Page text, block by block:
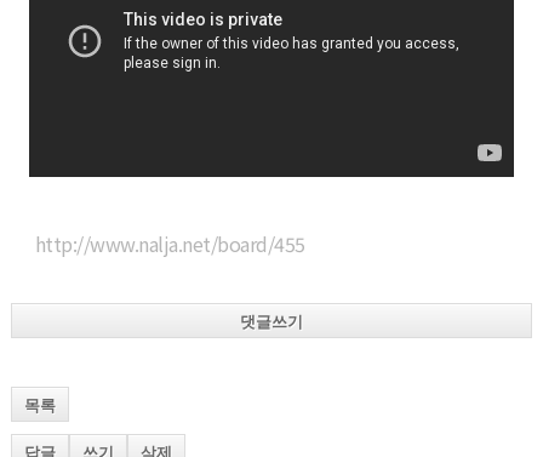
http://www.nalja.net/board/455
댓글쓰기
목록
답글 쓰기 삭제